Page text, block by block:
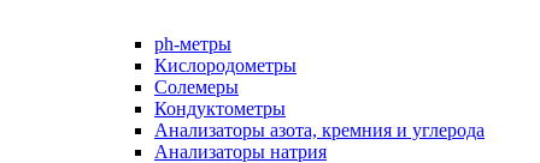
ph-метры
Кислородометры
Солемеры
Кондуктометры
Анализаторы азота, кремния и углерода
Анализаторы натрия